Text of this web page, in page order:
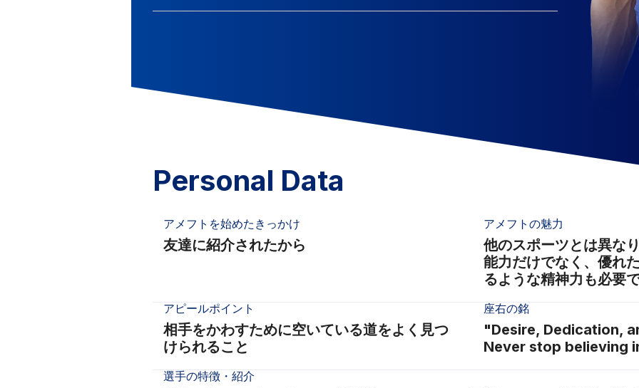
Personal Data
アメフトを始めたきっかけ
友達に紹介されたから
アメフトの魅力
他のスポーツとは異な
能力だけでなく、優れ
るような精神力も必要
アピールポイント
相手をかわすために空いている道をよく見つ
けられること
座右の銘
"Desire, Dedication,
Never stop believing
選手の特徴・紹介